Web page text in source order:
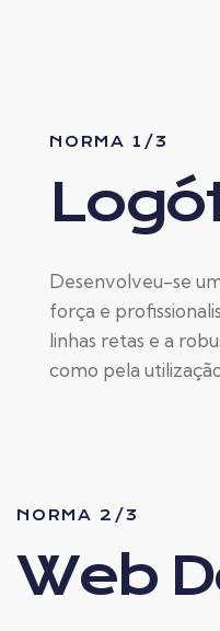
NORMA 1/3
Desenvolveu-se
força e
linhas retas e a
como pela
NORMA 2/3
Web